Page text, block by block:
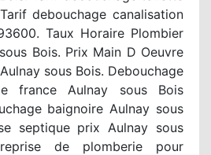
debouchage canalisation
Taux Horaire Plombier
Bois. Prix Main D Oeuvre
sous Bois. Debouchage
france Aulnay sous Bois
baignoire Aulnay sous
septique prix Aulnay sous
de plomberie pour